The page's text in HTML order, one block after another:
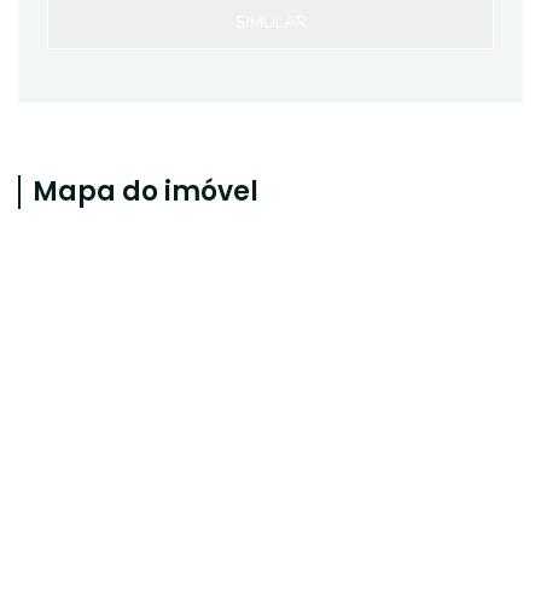
Mapa do imóvel